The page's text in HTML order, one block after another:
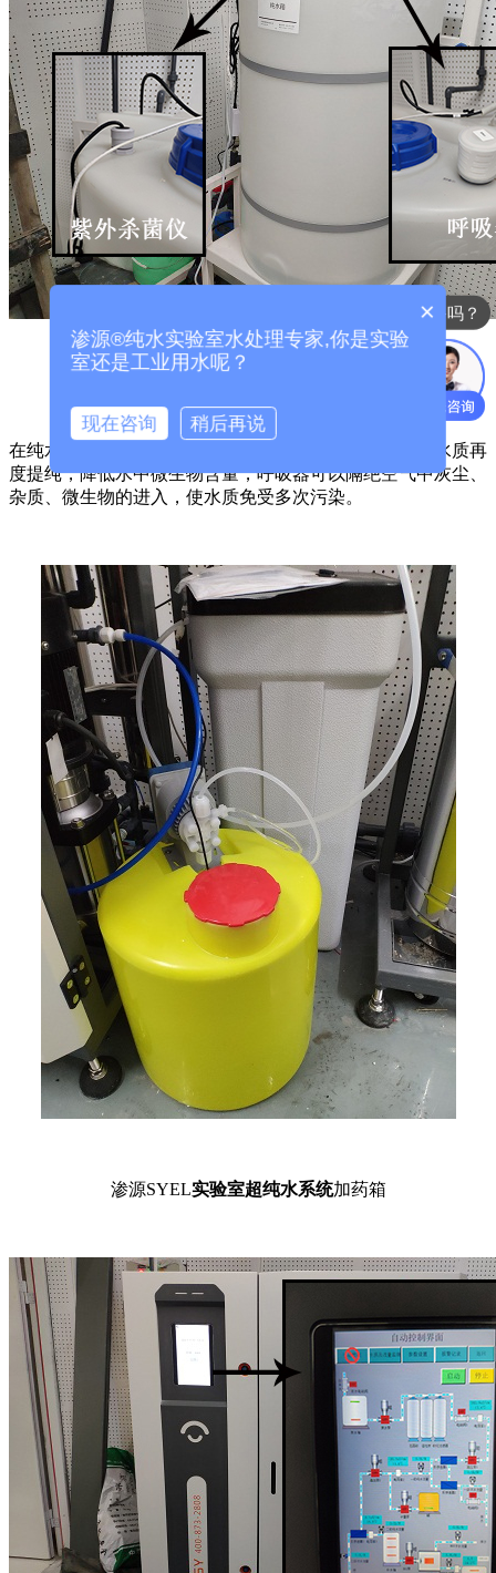
在纯水箱处增加紫外与呼吸器，可以对进入输水管道的水质再
度提纯，降低水中微生物含量，呼吸器可以隔绝空气中灰尘、
杂质、微生物的进入，使水质免受多次污染。
渗源SYEL实验室超纯水系统加药箱
你是需要纯水设备吗？
×
渗源®纯水实验室水处理专家,你是实验
室还是工业用水呢？
现在咨询 稍后再说